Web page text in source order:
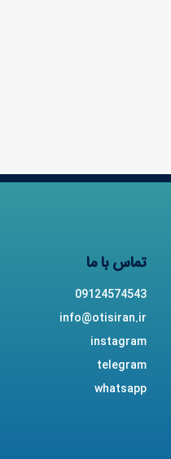
تماس با ما
09124574543
info@otisiran.ir
instagram
telegram
whatsapp